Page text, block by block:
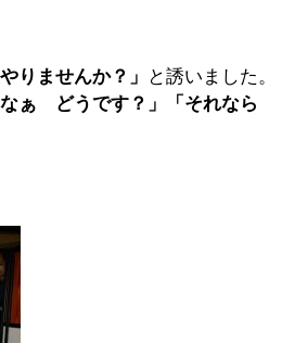
りませんか？」
と誘いました。
なぁ どうです？」「それなら